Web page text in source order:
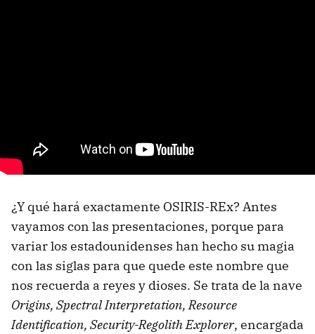
¿Y qué hará exactamente OSIRIS-REx? Antes
vayamos con las presentaciones, porque para
variar los estadounidenses han hecho su magia
con las siglas para que quede este nombre que
nos recuerda a reyes y dioses. Se trata de la nave
Origins, Spectral Interpretation, Resource
Identification, Security-Regolith Explorer, encargada